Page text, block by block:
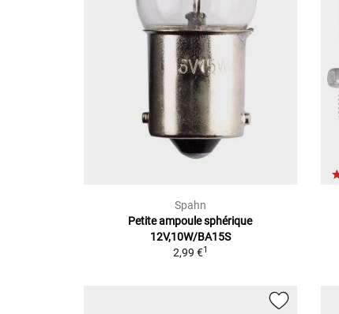
Spahn
Petite ampoule sphérique
12V,10W/BA15S
2,99 €1